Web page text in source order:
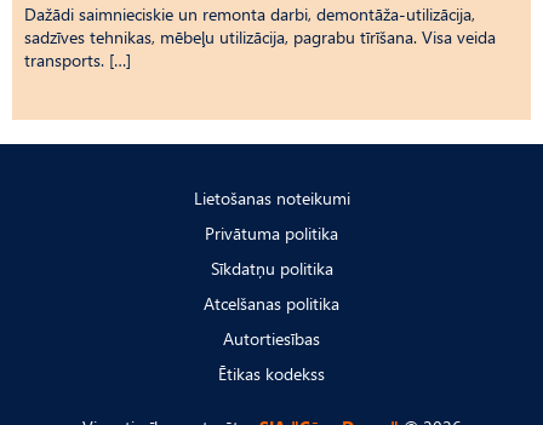
Dažādi saimnieciskie un remonta darbi, demontāža-utilizācija,
sadzīves tehnikas, mēbeļu utilizācija, pagrabu tīrīšana. Visa veida
transports. […]
Lietošanas noteikumi
Privātuma politika
Sīkdatņu politika
Atcelšanas politika
Autortiesības
Ētikas kodekss